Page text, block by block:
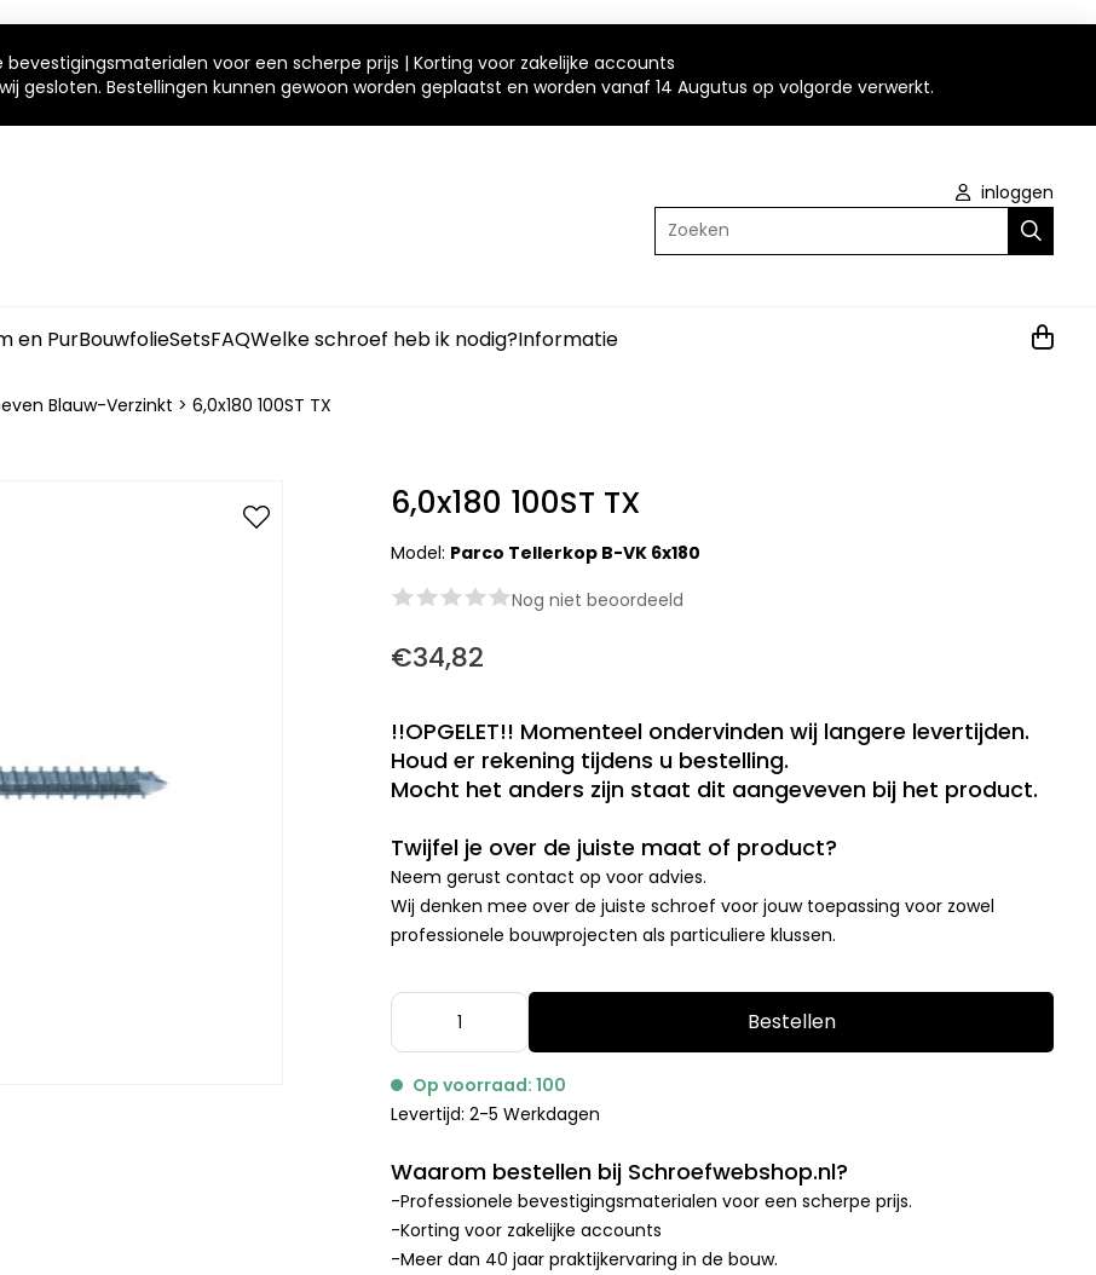
bevestigingsmaterialen voor een scherpe prijs | Korting voor zakelijke accounts
gesloten. Bestellingen kunnen gewoon worden geplaatst en worden vanaf 14 Augutus op volgorde verwerkt.
inloggen
Zoeken
en PurBouwfolieSetsFAQWelke schroef heb ik nodig?Informatie
Blauw-Verzinkt > 6,0x180 100ST TX
6,0x180 100ST TX
Model: Parco Tellerkop B-VK 6x180
Nog niet beoordeeld
€34,82
!!OPGELET!! Momenteel ondervinden wij langere levertijden.
Houd er rekening tijdens u bestelling.
Mocht het anders zijn staat dit aangeveven bij het product.
Twijfel je over de juiste maat of product?
Neem gerust contact op voor advies.
Wij denken mee over de juiste schroef voor jouw toepassing voor zowel
professionele bouwprojecten als particuliere klussen.
Bestellen
Op voorraad: 100
Levertijd: 2-5 Werkdagen
Waarom bestellen bij Schroefwebshop.nl?
-Professionele bevestigingsmaterialen voor een scherpe prijs.
-Korting voor zakelijke accounts
-Meer dan 40 jaar praktijkervaring in de bouw.